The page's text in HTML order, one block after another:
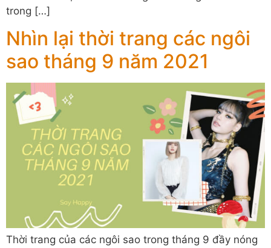
trong […]
Nhìn lại thời trang các ngôi
sao tháng 9 năm 2021
Thời trang của các ngôi sao trong tháng 9 đầy nóng